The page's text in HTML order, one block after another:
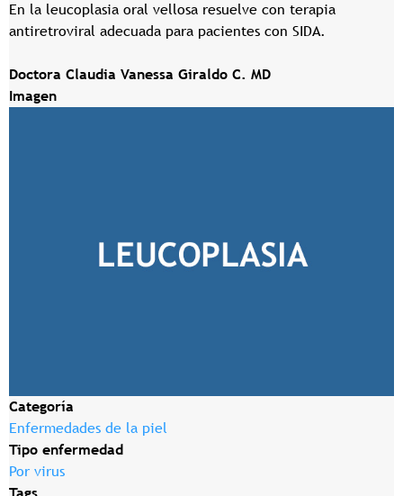
En la leucoplasia oral vellosa resuelve con terapia
antiretroviral adecuada para pacientes con SIDA.
Doctora Claudia Vanessa Giraldo C. MD
Imagen
Categoría
Enfermedades de la piel
Tipo enfermedad
Por virus